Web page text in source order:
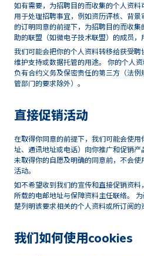
如有需要，为招聘目的而收集的个人资料
用于处理招聘事宜，例如资历评核、背
的订明同意的前提下，为招聘目的而收
助的联盟（如微电子技术联盟）的成员，
我们可能会把你的个人资料转移给获受
维护支持或数据托管的用途。 你的个人
负有合约义务及保密责任的第三方（法
管部门的要求除外）。
直接促销活动
在取得你同意的前提下，我们可能会使
址、通讯地址或电话）向你推广和促销
未取得你的自愿及明确的同意前，不会
活动。
如不希望收到我们的宣传和直接促销资料
所载的电邮地址与保障资料主任联络。
楚列明该要求相关的个人资料或所订阅的
我们如何使用cookies